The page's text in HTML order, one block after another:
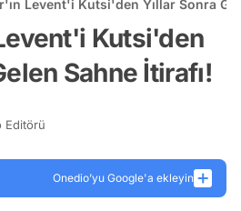
Levent'i Kutsi'den Yıllar Sonra
Kutsi'den
Sahne İtirafı!
Editörü
Onedio’yu Google'a ekleyin